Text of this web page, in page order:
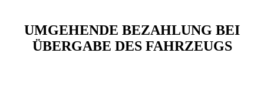
UMGEHENDE BEZAHLUNG BEI
ÜBERGABE DES FAHRZEUGS